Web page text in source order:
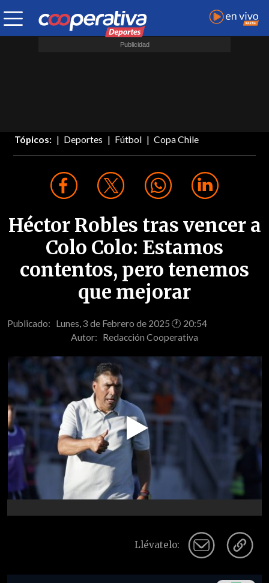
Tópicos: Deportes Fútbol Copa Chile
Héctor Robles tras vencer a
Colo Colo: Estamos
contentos, pero tenemos
que mejorar
Publicado: Lunes, 3 de Febrero de 2025 🕐 20:54
Autor: Redacción Cooperativa
Play
Video
Llévatelo: